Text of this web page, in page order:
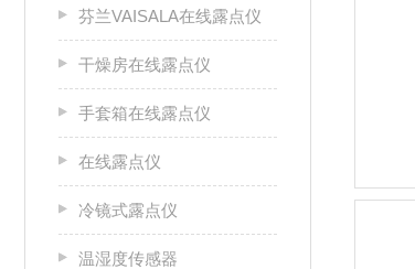
芬兰VAISALA在线露点仪
干燥房在线露点仪
手套箱在线露点仪
在线露点仪
冷镜式露点仪
温湿度传感器